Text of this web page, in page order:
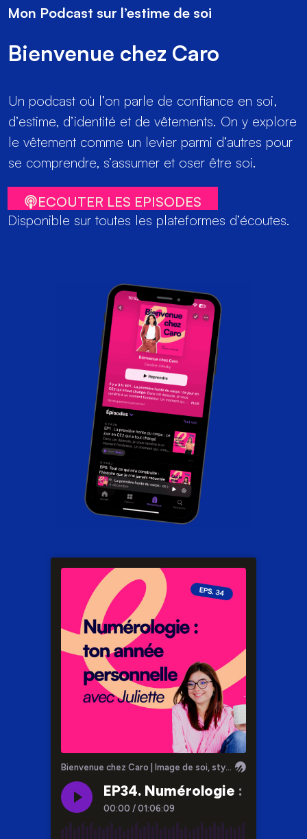
Mon Podcast sur l’estime de soi
Bienvenue chez Caro
Un podcast où l’on parle de confiance en soi,
d’estime, d’identité et de vêtements. On y explore
le vêtement comme un levier parmi d’autres pour
se comprendre, s’assumer et oser être soi.
ECOUTER LES EPISODES
Disponible sur toutes les plateformes d’écoutes.